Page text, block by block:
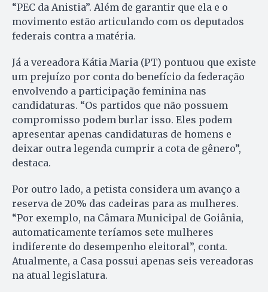
“PEC da Anistia”. Além de garantir que ela e o
movimento estão articulando com os deputados
federais contra a matéria.
Já a vereadora Kátia Maria (PT) pontuou que existe
um prejuízo por conta do benefício da federação
envolvendo a participação feminina nas
candidaturas. “Os partidos que não possuem
compromisso podem burlar isso. Eles podem
apresentar apenas candidaturas de homens e
deixar outra legenda cumprir a cota de gênero”,
destaca.
Por outro lado, a petista considera um avanço a
reserva de 20% das cadeiras para as mulheres.
“Por exemplo, na Câmara Municipal de Goiânia,
automaticamente teríamos sete mulheres
indiferente do desempenho eleitoral”, conta.
Atualmente, a Casa possui apenas seis vereadoras
na atual legislatura.